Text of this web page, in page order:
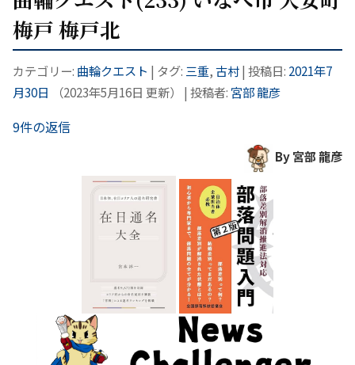
梅戸 梅戸北
カテゴリー: 曲輪クエスト | タグ: 三重,古村| 投稿日: 2021年7
月30日
（2023年5月16日 更新） | 投稿者: 宮部 龍彦
9件の返信
By 宮部 龍彦